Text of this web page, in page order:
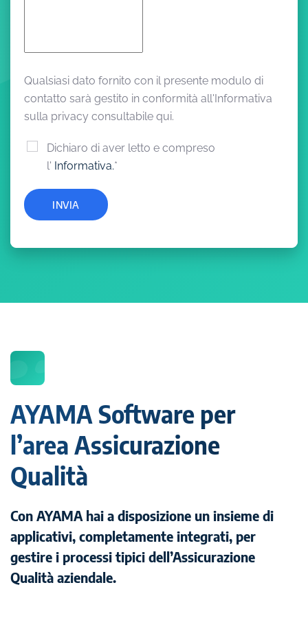
Qualsiasi dato fornito con il presente modulo di
contatto sarà gestito in conformità all'Informativa
sulla privacy consultabile qui.
Dichiaro di aver letto e compreso
l' Informativa.*
INVIA
AYAMA Software per
l’area Assicurazione
Qualità
Con AYAMA hai a disposizione un insieme di
applicativi, completamente integrati, per
gestire i processi tipici dell’Assicurazione
Qualità aziendale.